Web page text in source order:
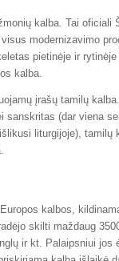
kalba. Tai oficiali
modernizavimo
pietinėje ir
kalba.
įrašų tamilų
(dar viena
liturgijoje),
kalbos,
skilti maždaug
ir kt. Palaipsniui jos